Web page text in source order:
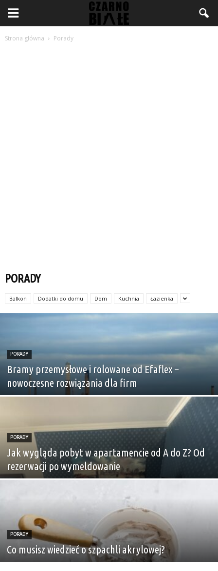
Strona główna Porady
PORADY
Balkon Dodatki do domu Dom Kuchnia Łazienka
PORADY
Bramy przemysłowe i rolowane od Efaflex –
nowoczesne rozwiązania dla firm
PORADY
Jak wygląda pobyt w apartamencie od A do Z? Od
rezerwacji po wymeldowanie
PORADY
Co musisz wiedzieć o szpachli akrylowej?